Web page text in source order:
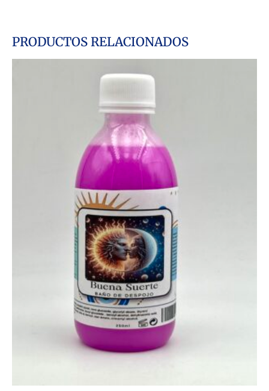
PRODUCTOS RELACIONADOS